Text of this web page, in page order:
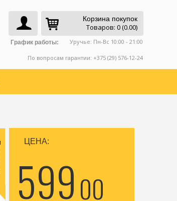
Корзина покупок
Товаров: 0 (0.00)
График работы: Уручье: Пн-Вс 10:00 - 21:00
По вопросам гарантии: +375 (29) 576-12-24
ЦЕНА:
59900